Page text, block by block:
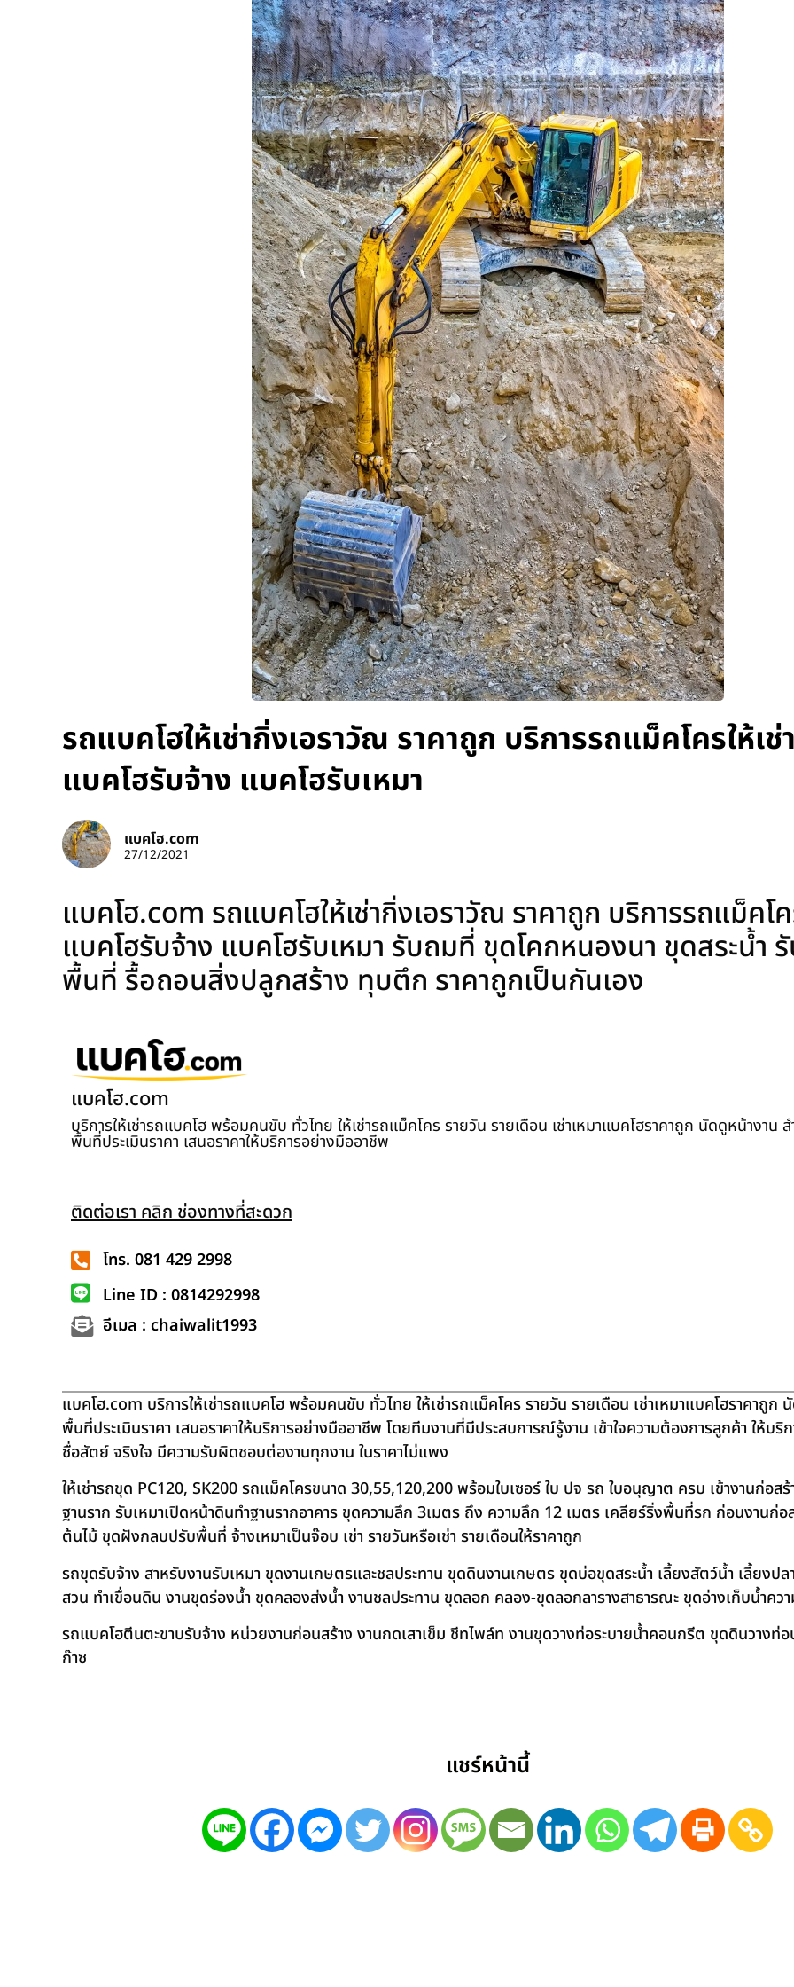
รถแบคโฮให้เช่ากิ่งเอราวัณ ราคาถูก บริการรถแม็คโครให้เช่
แบคโฮรับจ้าง แบคโฮรับเหมา
แบคโฮ.com
27/12/2021
แบคโฮ.com รถแบคโฮให้เช่ากิ่งเอราวัณ ราคาถูก บริการรถแม็คโค
แบคโฮรับจ้าง แบคโฮรับเหมา รับถมที่ ขุดโคกหนองนา ขุดสระน้ำ
พื้นที่ รื้อถอนสิ่งปลูกสร้าง ทุบตึก ราคาถูกเป็นกันเอง
แบคโฮ.com
บริการให้เช่ารถแบคโฮ พร้อมคนขับ ทั่วไทย ให้เช่ารถแม็คโคร รายวัน รายเดือน เช่าเหมาแบคโฮราคาถูก นัดดูหน้างาน
พื้นที่ประเมินราคา เสนอราคาให้บริการอย่างมืออาชีพ
ติดต่อเรา คลิก ช่องทางที่สะดวก
โทร. 081 429 2998
Line ID : 0814292998
อีเมล : chaiwalit1993
แบคโฮ.com บริการให้เช่ารถแบคโฮ พร้อมคนขับ ทั่วไทย ให้เช่ารถแม็คโคร รายวัน รายเดือน เช่าเหมาแบคโฮราคาถูก
พื้นที่ประเมินราคา เสนอราคาให้บริการอย่างมืออาชีพ โดยทีมงานที่มีประสบการณ์รู้งาน เข้าใจความต้องการลูกค้า ให้บริ
ซื่อสัตย์ จริงใจ มีความรับผิดชอบต่องานทุกงาน ในราคาไม่แพง
ให้เช่ารถขุด PC120, SK200 รถแม็คโครขนาด 30,55,120,200 พร้อมใบเซอร์ ใบ ปจ รถ ใบอนุญาต ครบ เข้างานก่อส
ฐานราก รับเหมาเปิดหน้าดินทำฐานรากอาคาร ขุดความลึก 3เมตร ถึง ความลึก 12 เมตร เคลียร์ริ่งพื้นที่รก ก่อนงานก่อ
ต้นไม้ ขุดฝังกลบปรับพื้นที่ จ้างเหมาเป็นจ๊อบ เช่า รายวันหรือเช่า รายเดือนให้ราคาถูก
รถขุดรับจ้าง สาหรับงานรับเหมา ขุดงานเกษตรและชลประทาน ขุดดินงานเกษตร ขุดบ่อขุดสระน้ำ เลี้ยงสัตว์น้ำ เลี้ยงป
สวน ทำเขื่อนดิน งานขุดร่องน้ำ ขุดคลองส่งน้ำ งานชลประทาน ขุดลอก คลอง-ขุดลอกลารางสาธารณะ ขุดอ่างเก็บน้ำคว
รถแบคโฮตีนตะขาบรับจ้าง หน่วยงานก่อนสร้าง งานกดเสาเข็ม ชีทไพล์ท งานขุดวางท่อระบายน้ำคอนกรีต ขุดดินวางท่อ
ก๊าซ
แชร์หน้านี้